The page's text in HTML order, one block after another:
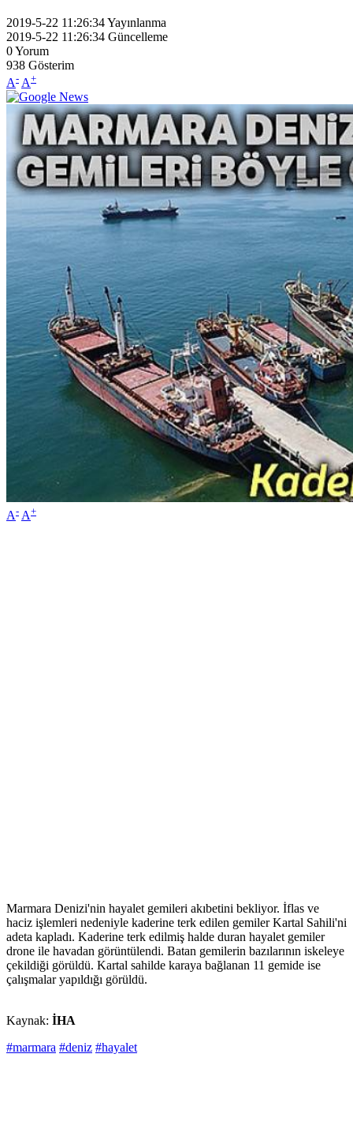
2019-5-22 11:26:34Yayınlanma
2019-5-22 11:26:34 Güncelleme
0Yorum
938 Gösterim
A- A+
A- A+
Marmara Denizi'nin hayalet gemileri akıbetini bekliyor. İflas ve
haciz işlemleri nedeniyle kaderine terk edilen gemiler Kartal Sahili'ni
adeta kapladı. Kaderine terk edilmiş halde duran hayalet gemiler
drone ile havadan görüntülendi. Batan gemilerin bazılarının iskeleye
çekildiği görüldü. Kartal sahilde karaya bağlanan 11 gemide ise
çalışmalar yapıldığı görüldü.
Kaynak: İHA
#marmara #deniz #hayalet